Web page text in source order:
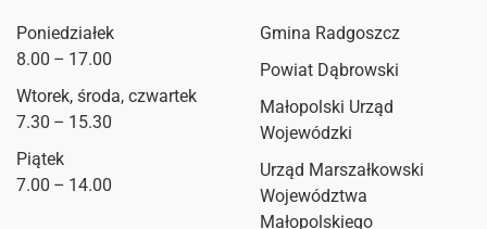
Poniedziałek
8.00 – 17.00
Wtorek, środa, czwartek
7.30 – 15.30
Piątek
7.00 – 14.00
Gmina Radgoszcz
Powiat Dąbrowski
Małopolski Urząd
Wojewódzki
Urząd Marszałkowski
Województwa
Małopolskiego